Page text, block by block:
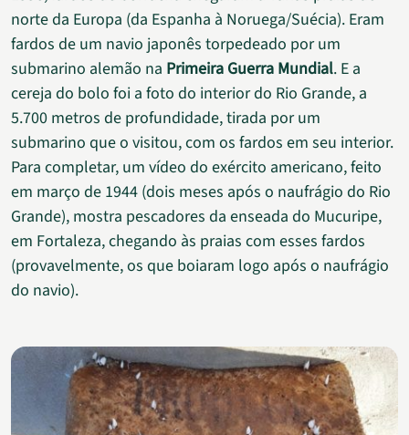
norte da Europa (da Espanha à Noruega/Suécia). Eram
fardos de um navio japonês torpedeado por um
submarino alemão na Primeira Guerra Mundial. E a
cereja do bolo foi a foto do interior do Rio Grande, a
5.700 metros de profundidade, tirada por um
submarino que o visitou, com os fardos em seu interior.
Para completar, um vídeo do exército americano, feito
em março de 1944 (dois meses após o naufrágio do Rio
Grande), mostra pescadores da enseada do Mucuripe,
em Fortaleza, chegando às praias com esses fardos
(provavelmente, os que boiaram logo após o naufrágio
do navio).